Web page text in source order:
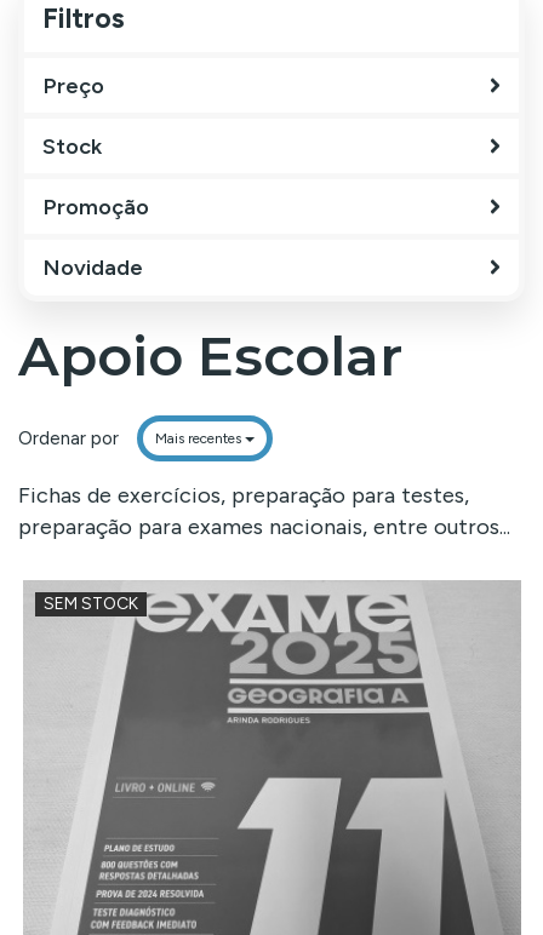
Filtros
Preço
Stock
Promoção
Novidade
Apoio Escolar
Ordenar por Mais recentes
Fichas de exercícios, preparação para testes,
preparação para exames nacionais, entre outros...
SEM STOCK